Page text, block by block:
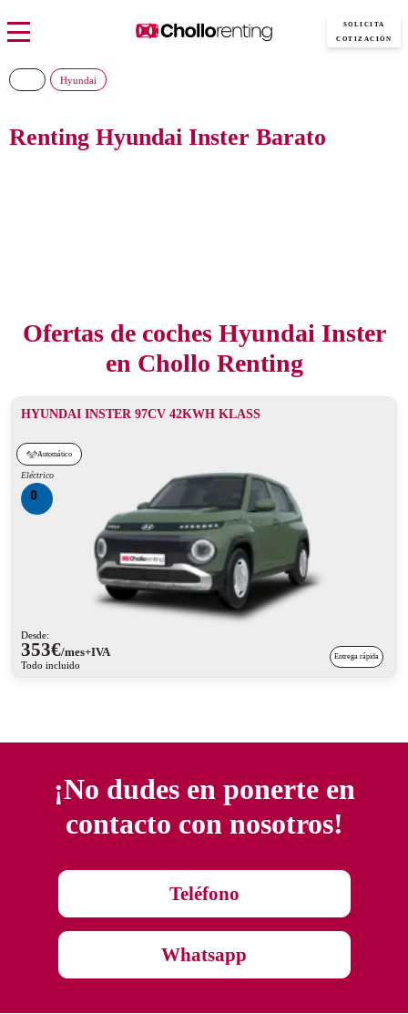
SOLICITA
COTIZACIÓN
Renting Hyundai Inster Barato
Hyundai
Ofertas de coches Hyundai Inster
en Chollo Renting
HYUNDAI INSTER 97CV 42KWH KLASS
Automático
Eléctrico
Desde:
353€/mes+IVA
Todo incluido
Entrega rápida
¡No dudes en ponerte en
contacto con nosotros!
Teléfono
Whatsapp